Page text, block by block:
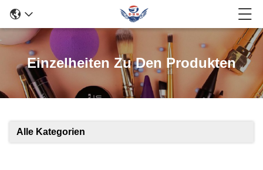
Einzelheiten Zu Den Produkten
Alle Kategorien